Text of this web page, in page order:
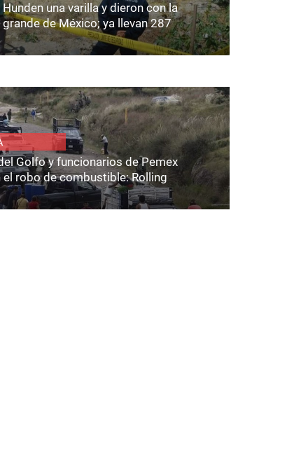
una varilla y dieron con la
de México; ya llevan 287
Golfo y funcionarios de Pemex
robo de combustible: Rolling